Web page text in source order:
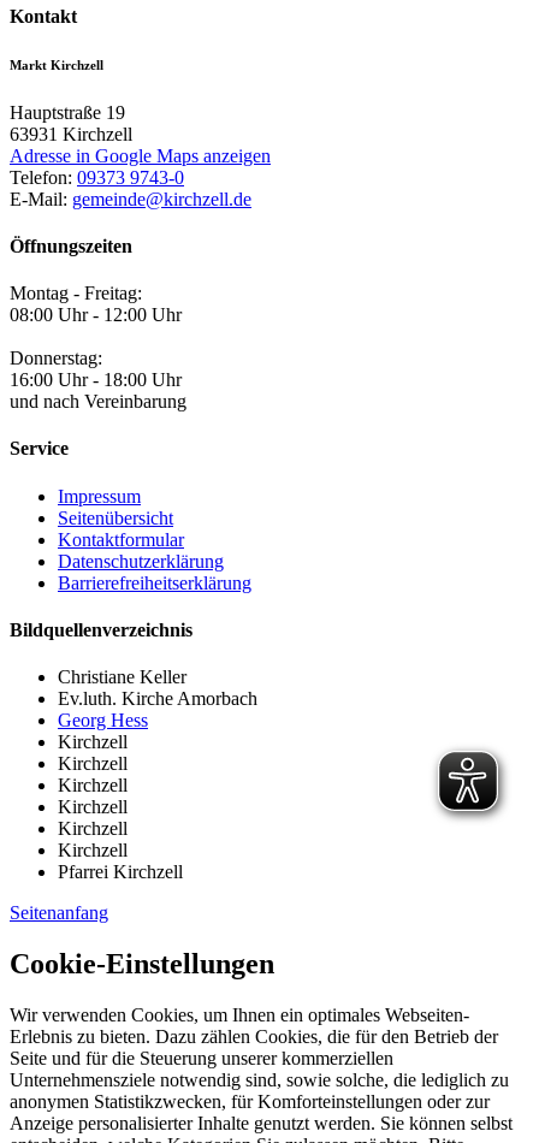
Kontakt
Markt Kirchzell
Hauptstraße 19
63931 Kirchzell
Adresse in Google Maps anzeigen
Telefon: 09373 9743-0
E-Mail: gemeinde@kirchzell.de
Öffnungszeiten
Montag - Freitag:
08:00 Uhr - 12:00 Uhr
Donnerstag:
16:00 Uhr - 18:00 Uhr
und nach Vereinbarung
Service
Impressum
Seitenübersicht
Kontaktformular
Datenschutzerklärung
Barrierefreiheitserklärung
Bildquellenverzeichnis
Christiane Keller
Ev.luth. Kirche Amorbach
Georg Hess
Kirchzell
Kirchzell
Kirchzell
Kirchzell
Kirchzell
Kirchzell
Pfarrei Kirchzell
Seitenanfang
Cookie-Einstellungen
Wir verwenden Cookies, um Ihnen ein optimales Webseiten-
Erlebnis zu bieten. Dazu zählen Cookies, die für den Betrieb der
Seite und für die Steuerung unserer kommerziellen
Unternehmensziele notwendig sind, sowie solche, die lediglich zu
anonymen Statistikzwecken, für Komforteinstellungen oder zur
Anzeige personalisierter Inhalte genutzt werden. Sie können selbst